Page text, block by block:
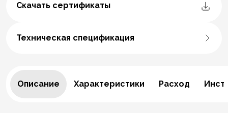
Скачать сертификаты
Техническая спецификация
Описание Характеристики Расход